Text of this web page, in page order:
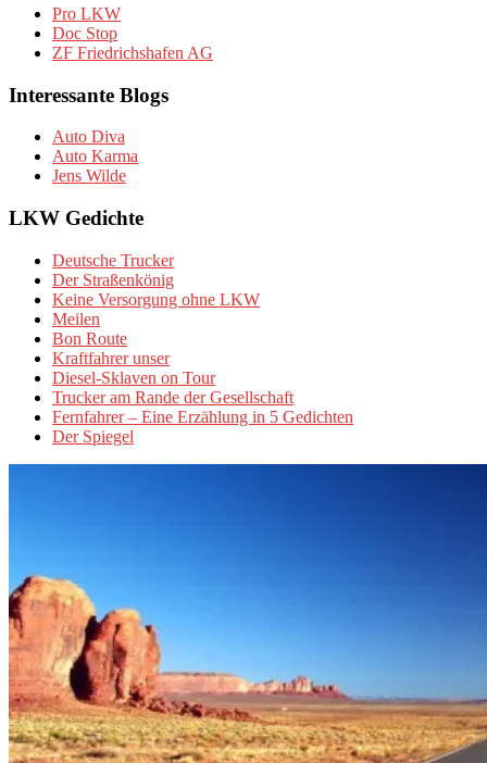
Pro LKW
Doc Stop
ZF Friedrichshafen AG
Interessante Blogs
Auto Diva
Auto Karma
Jens Wilde
LKW Gedichte
Deutsche Trucker
Der Straßenkönig
Keine Versorgung ohne LKW
Meilen
Bon Route
Kraftfahrer unser
Diesel-Sklaven on Tour
Trucker am Rande der Gesellschaft
Fernfahrer – Eine Erzählung in 5 Gedichten
Der Spiegel